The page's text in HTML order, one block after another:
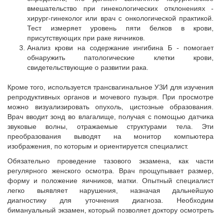
вмешательство при гинекологических отклонениях -
хирург-гинеколог или врач с онкологической практикой.
Тест измеряет уровень пяти белков в крови,
присутствующих при раке яичников.
Анализ крови на содержание ингибина Б - помогает
обнаружить патологические клетки крови,
свидетельствующие о развитии рака.
Кроме того, используется трансвагинальное УЗИ для изучения
репродуктивных органов и мочевого пузыря. При просмотре
можно визуализировать опухоль, цистозные образования.
Врач вводит зонд во влагалище, получая с помощью датчика
звуковые волны, отражаемые структурами тела. Эти
преобразования выводят на монитор компьютера
изображения, по которым и ориентируется специалист.
Обязательно проведение тазового экзамена, как части
регулярного женского осмотра. Врач прощупывает размер,
форму и положение яичников, матки. Опытный специалист
легко выявляет нарушения, назначая дальнейшую
диагностику для уточнения диагноза. Необходим
бимануальный экзамен, который позволяет доктору осмотреть